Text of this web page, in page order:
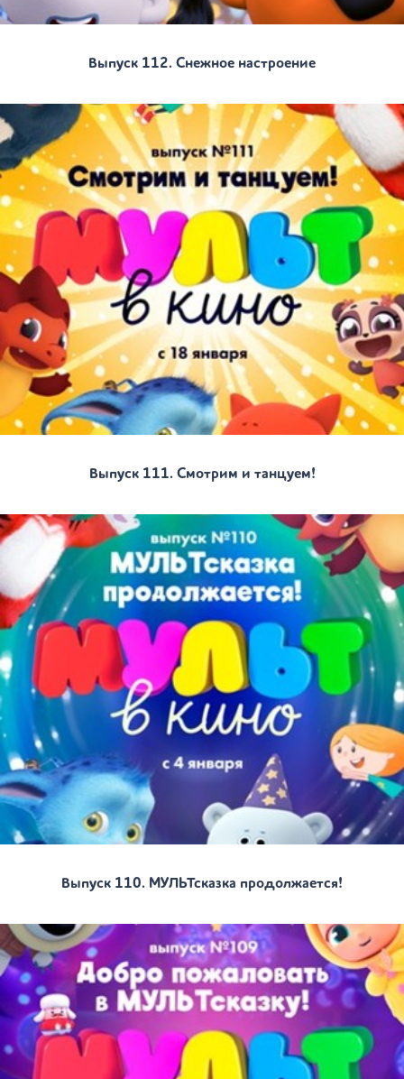
Выпуск 112. Снежное настроение
Выпуск 111. Смотрим и танцуем!
Выпуск 110. МУЛЬТсказка продолжается!